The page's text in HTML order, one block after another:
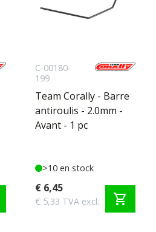
C-00180-
199
Team Corally - Barre
antiroulis - 2.0mm -
Avant - 1 pc
>10 en stock
€ 6,45
€ 5,33 TVA excl. shopping_cart